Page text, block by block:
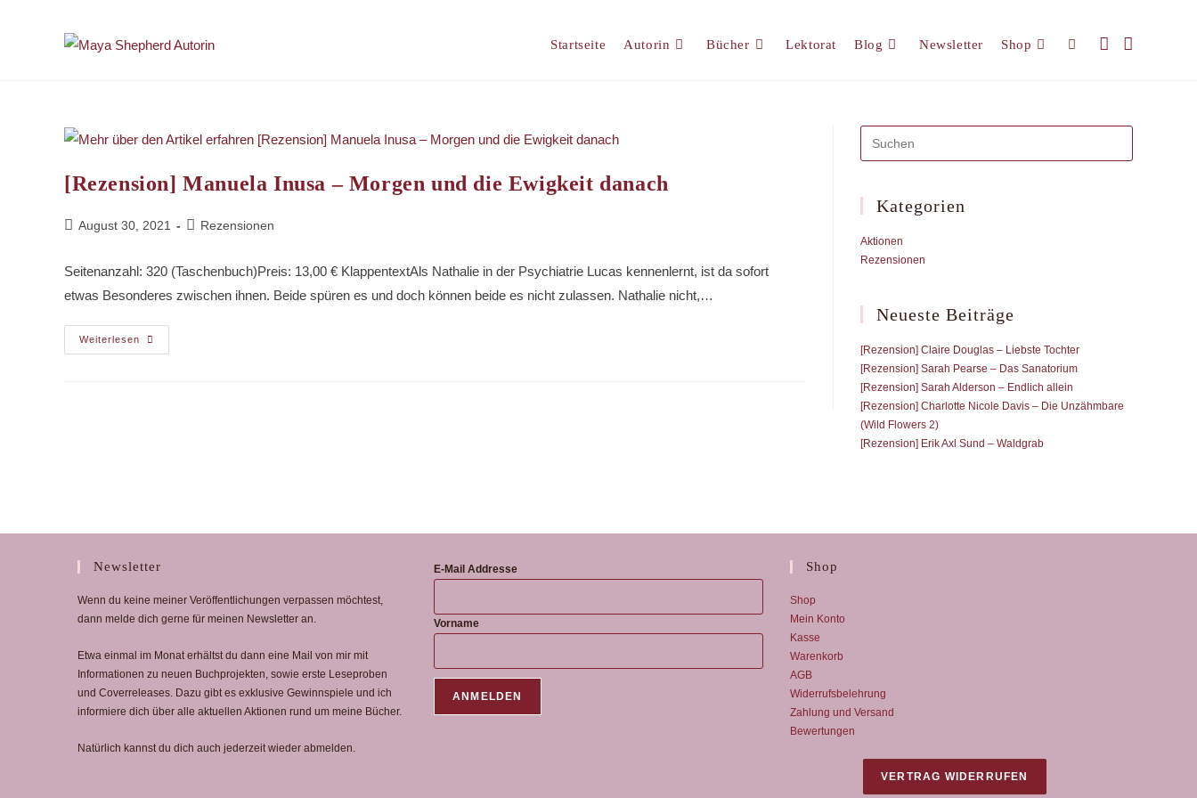
Startseite Autorin Bücher Lektorat Blog Newsletter Shop Website-
[Rezension] Manuela Inusa – Morgen und die Ewigkeit danach
Beitrag
August 30, 2021
Beitrags-
Rezensionen
Seitenanzahl: 320 (Taschenbuch)Preis: 13,00 € KlappentextAls Nathalie in der Psychiatrie Lucas kennenlernt, ist da sofort
etwas Besonderes zwischen ihnen. Beide spüren es und doch können beide es nicht zulassen. Nathalie nicht,…
Weiterlesen
[Rezension]
Manuela
Kategorien
Aktionen
Rezensionen
Neueste Beiträge
[Rezension] Claire Douglas – Liebste Tochter
[Rezension] Sarah Pearse – Das Sanatorium
[Rezension] Sarah Alderson – Endlich allein
[Rezension] Charlotte Nicole Davis – Die Unzähmbare
(Wild Flowers 2)
[Rezension] Erik Axl Sund – Waldgrab
Newsletter
Wenn du keine meiner Veröffentlichungen verpassen möchtest,
dann melde dich gerne für meinen Newsletter an.
Etwa einmal im Monat erhältst du dann eine Mail von mir mit
Informationen zu neuen Buchprojekten, sowie erste Leseproben
und Coverreleases. Dazu gibt es exklusive Gewinnspiele und ich
informiere dich über alle aktuellen Aktionen rund um meine Bücher.
Natürlich kannst du dich auch jederzeit wieder abmelden.
E-Mail Addresse
Vorname
Shop
Shop
Mein Konto
Kasse
Warenkorb
AGB
Widerrufsbelehrung
Zahlung und Versand
Bewertungen
VERTRAG WIDERRUFEN